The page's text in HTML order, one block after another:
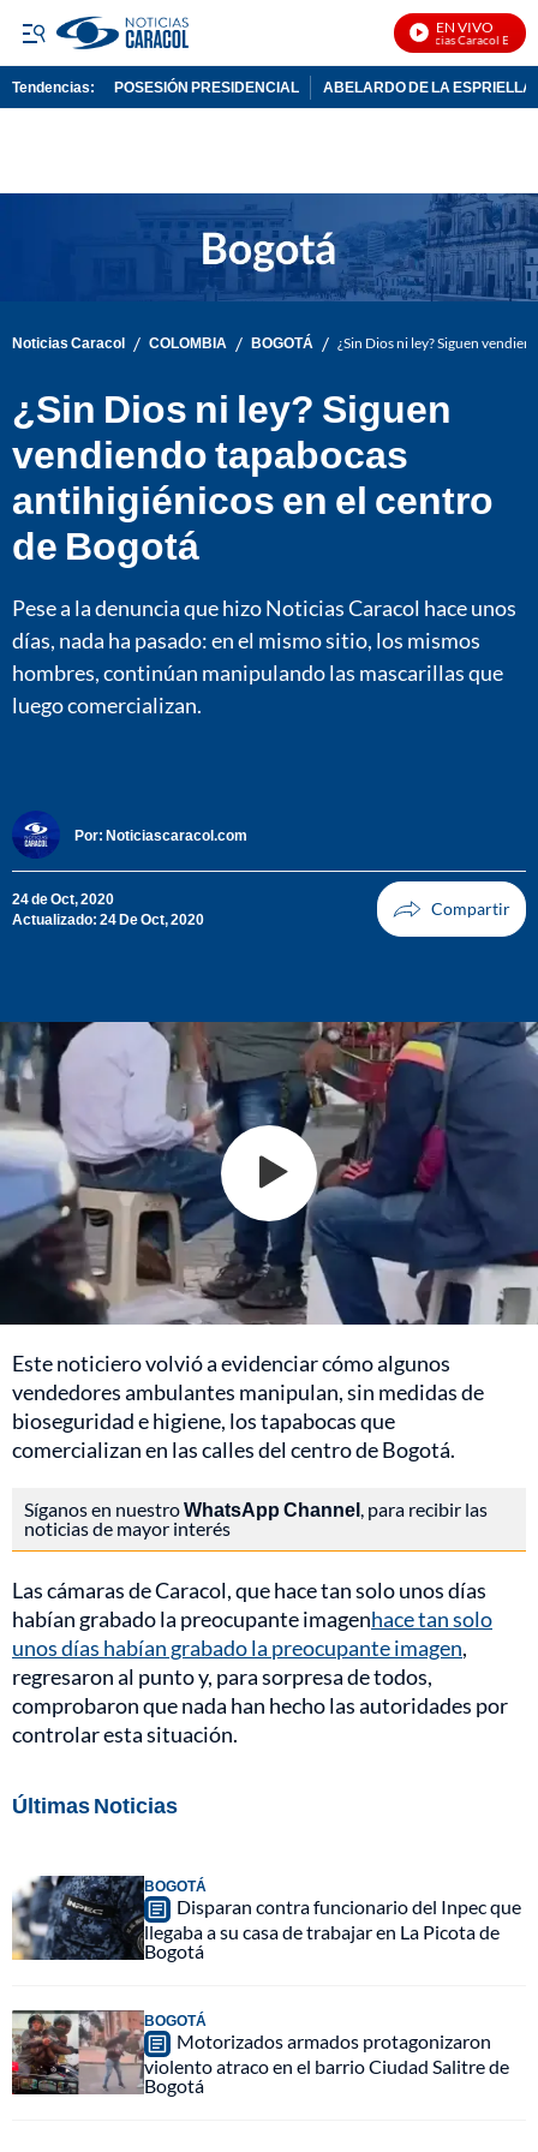
EN VIVO
Noticias Caracol En Vivo
Tendencias: POSESIÓN PRESIDENCIAL ABELARDO DE LA ESPRIELLA
Noticias Caracol / COLOMBIA / BOGOTÁ / ¿Sin Dios ni ley? Siguen
¿Sin Dios ni ley? Siguen
vendiendo tapabocas
antihigiénicos en el centro
de Bogotá
Pese a la denuncia que hizo Noticias Caracol hace unos
días, nada ha pasado: en el mismo sitio, los mismos
hombres, continúan manipulando las mascarillas que
luego comercializan.
Por: Noticiascaracol.com
24 de Oct, 2020
Actualizado: 24 De Oct, 2020
Este noticiero volvió a evidenciar cómo algunos
vendedores ambulantes manipulan, sin medidas de
bioseguridad e higiene, los tapabocas que
comercializan en las calles del centro de Bogotá.
Síganos en nuestroWhatsApp Channel , para recibir las
noticias de mayor interés
Las cámaras de Caracol, que hace tan solo unos días
habían grabado la preocupante imagenhace tan solo
unos días habían grabado la preocupante imagen,
regresaron al punto y, para sorpresa de todos,
comprobaron que nada han hecho las autoridades por
controlar esta situación.
Últimas Noticias
BOGOTÁ
Disparan contra funcionario del Inpec que
llegaba a su casa de trabajar en La Picota de
Bogotá
BOGOTÁ
Motorizados armados protagonizaron
violento atraco en el barrio Ciudad Salitre de
Bogotá